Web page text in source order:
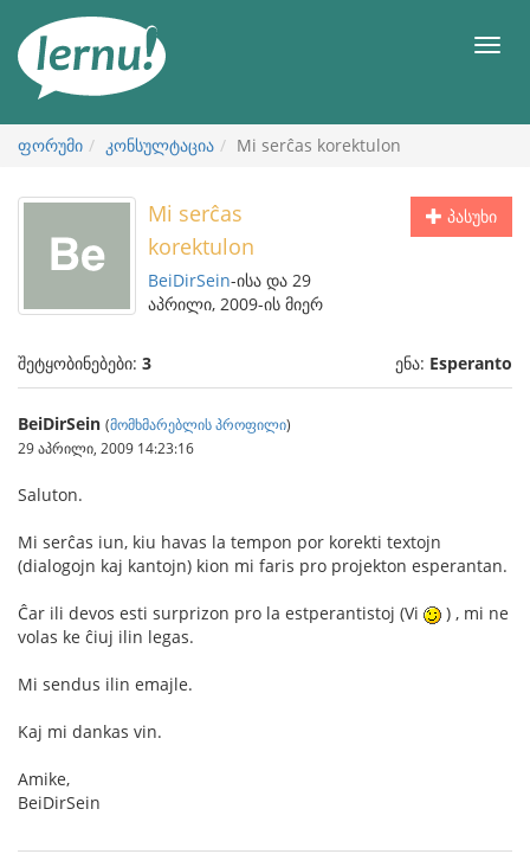
ნახვა
მენიუ
ფორუმი კონსულტაცია Mi serĉas korektulon
პასუხი
Mi serĉas
korektulon
BeiDirSein-ისა და 29
აპრილი, 2009-ის მიერ
შეტყობინებები: 3 ენა: Esperanto
BeiDirSein (მომხმარებლის პროფილი)
29 აპრილი, 2009 14:23:16
Saluton.
Mi serĉas iun, kiu havas la tempon por korekti textojn
(dialogojn kaj kantojn) kion mi faris pro projekton esperantan.
Ĉar ili devos esti surprizon pro la estperantistoj (Vi
) , mi ne
volas ke ĉiuj ilin legas.
Mi sendus ilin emajle.
Kaj mi dankas vin.
Amike,
BeiDirSein